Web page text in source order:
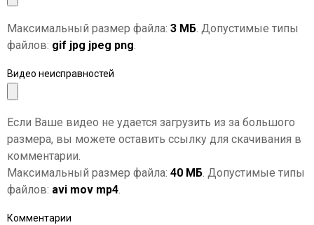
Максимальный размер файла: 3 МБ. Допустимые типы
файлов: gif jpg jpeg png.
Видео неисправностей
Если Ваше видео не удается загрузить из за большого
размера, вы можете оставить ссылку для скачивания в
комментарии.
Максимальный размер файла: 40 МБ. Допустимые типы
файлов: avi mov mp4.
Комментарии